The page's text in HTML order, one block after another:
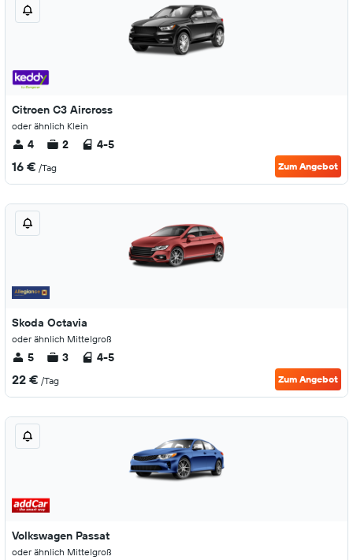
Citroen C3 Aircross
oder ähnlich Klein
4 2 4-5
16 € /Tag Zum Angebot
Skoda Octavia
oder ähnlich Mittelgroß
5 3 4-5
22 € /Tag Zum Angebot
Volkswagen Passat
oder ähnlich Mittelgroß